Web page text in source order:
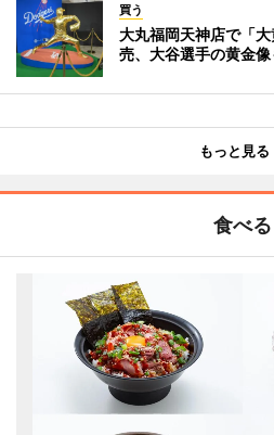
買う
大丸福岡天神店で「
売、大谷選手の黄金像
もっと見る
食べる